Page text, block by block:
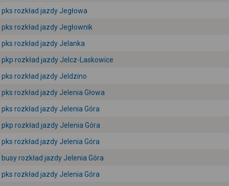
pks rozkład jazdy Jegłowa
pks rozkład jazdy Jegłownik
pks rozkład jazdy Jelanka
pkp rozkład jazdy Jelcz-Laskowice
pks rozkład jazdy Jeldzino
pks rozkład jazdy Jelenia Głowa
pks rozkład jazdy Jelenia Góra
pkp rozkład jazdy Jelenia Góra
pks rozkład jazdy Jelenia Góra
busy rozkład jazdy Jelenia Góra
pks rozkład jazdy Jelenia Góra